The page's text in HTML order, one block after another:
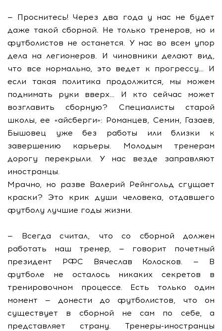
— Проснитесь! Через два года у нас не будет
даже такой сборной. Не только тренеров, но и
футболистов не останется. У нас во всем упор
дела на легионеров. И чиновники делают вид,
что все нормально, это ведет к прогрессу… И
если такая политика продолжится, мы можем
поднимать руки вверх… И кто сейчас может
возглавить сборную? Специалисты старой
школы, ее «айсберги»: Романцев, Семин, Газаев,
Бышовец уже без работы или близки к
завершению карьеры. Молодым тренерам
дорогу перекрыли. У нас везде заправляют
иностранцы.
Мрачно, но разве Валерий Рейнгольд сгущает
краски? Это крик души человека, отдавшего
футболу лучшие годы жизни.
— Всегда считал, что со сборной должен
работать наш тренер, — говорит почетный
президент РФС Вячеслав Колосков. — В
футболе не осталось никаких секретов в
тренировочном процессе. Есть только один
момент — донести до футболистов, что он
существует в сборной не сам по себе, а
представляет страну. Тренеры-иностранцы